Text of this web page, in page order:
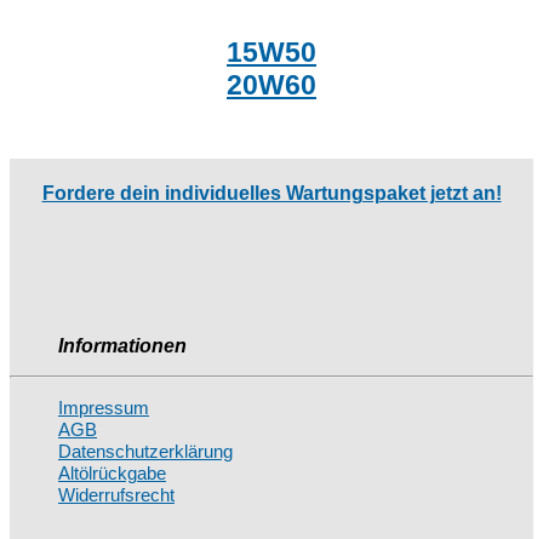
15W50
20W60
Fordere dein individuelles Wartungspaket jetzt an!
Informationen
Impressum
AGB
Datenschutzerklärung
Altölrückgabe
Widerrufsrecht